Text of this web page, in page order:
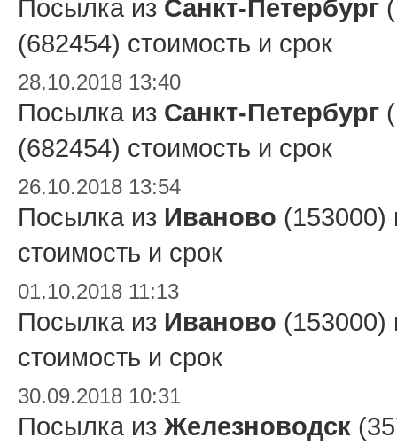
Посылка из Санкт-Петербург
(682454) стоимость и срок
28.10.2018 13:40
Посылка из Санкт-Петербург
(682454) стоимость и срок
26.10.2018 13:54
Посылка из Иваново
стоимость и срок
01.10.2018 11:13
Посылка из Иваново
стоимость и срок
30.09.2018 10:31
Посылка из Железноводск